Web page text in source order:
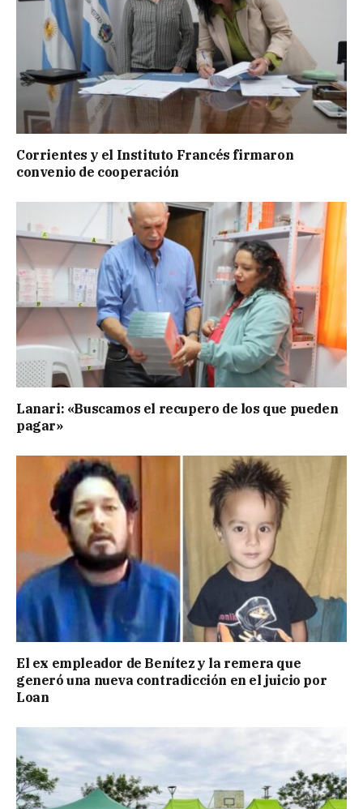
Corrientes y el Instituto Francés firmaron
convenio de cooperación
Lanari: «Buscamos el recupero de los que pueden
pagar»
El ex empleador de Benítez y la remera que
generó una nueva contradicción en el juicio por
Loan